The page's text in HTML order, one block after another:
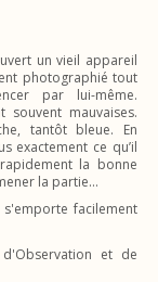
un vieil appareil
photographié tout
par lui-même.
souvent mauvaises.
tantôt bleue. En
exactement ce qu’il
la bonne
la partie…
facilement
et de